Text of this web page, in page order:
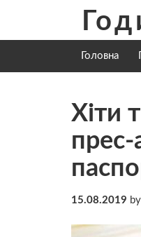
content
Головна
Хіти
прес-
15.08.2019 by